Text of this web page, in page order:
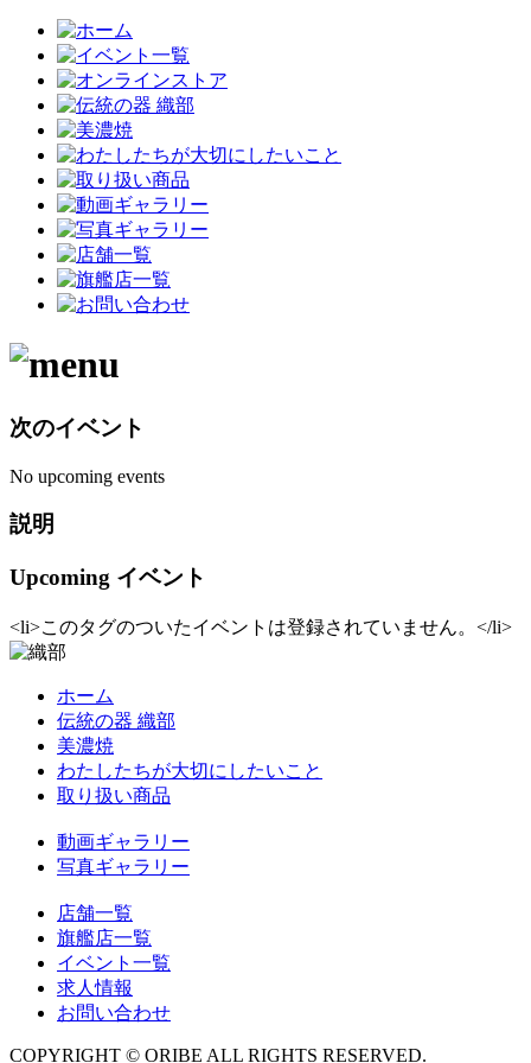
次のイベント
No upcoming events
説明
Upcoming イベント
<li>このタグのついたイベントは登録されていません。</li>
ホーム
伝統の器 織部
美濃焼
わたしたちが大切にしたいこと
取り扱い商品
動画ギャラリー
写真ギャラリー
店舗一覧
旗艦店一覧
イベント一覧
求人情報
お問い合わせ
COPYRIGHT © ORIBE ALL RIGHTS RESERVED.